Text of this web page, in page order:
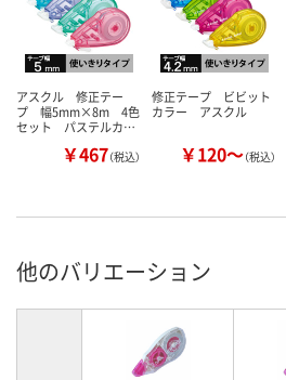
アスクル 修正テー
プ 幅5mm×8m 4色
セット パステルカ…
￥467（税込）
修正テープ ビビット
カラー アスクル
￥120～（税込）
他のバリエーション